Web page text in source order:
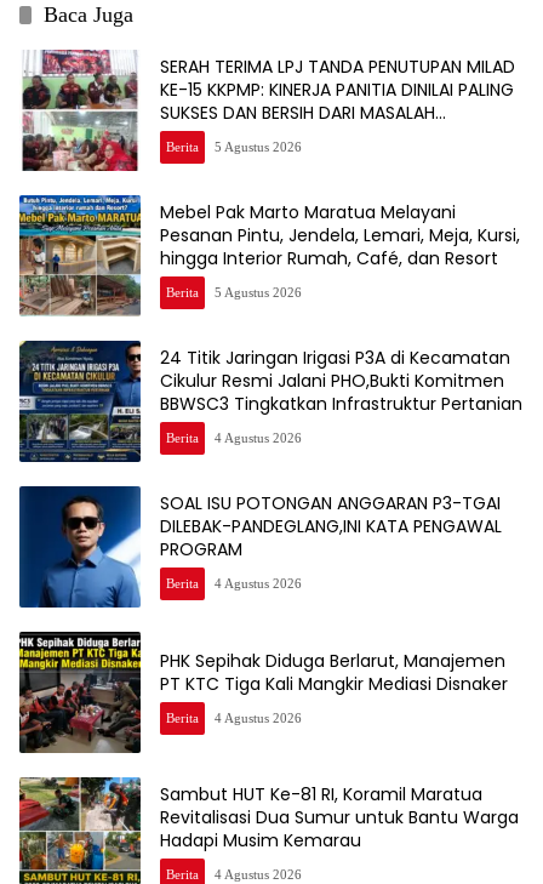
Baca Juga
SERAH TERIMA LPJ TANDA PENUTUPAN MILAD
KE-15 KKPMP: KINERJA PANITIA DINILAI PALING
SUKSES DAN BERSIH DARI MASALAH
KEUANGAN
Berita 5 Agustus 2026
Mebel Pak Marto Maratua Melayani
Pesanan Pintu, Jendela, Lemari, Meja, Kursi,
hingga Interior Rumah, Café, dan Resort
Berita 5 Agustus 2026
24 Titik Jaringan Irigasi P3A di Kecamatan
Cikulur Resmi Jalani PHO,Bukti Komitmen
BBWSC3 Tingkatkan Infrastruktur Pertanian
Berita 4 Agustus 2026
SOAL ISU POTONGAN ANGGARAN P3-TGAI
DILEBAK-PANDEGLANG,INI KATA PENGAWAL
PROGRAM
Berita 4 Agustus 2026
PHK Sepihak Diduga Berlarut, Manajemen
PT KTC Tiga Kali Mangkir Mediasi Disnaker
Berita 4 Agustus 2026
Sambut HUT Ke-81 RI, Koramil Maratua
Revitalisasi Dua Sumur untuk Bantu Warga
Hadapi Musim Kemarau
Berita 4 Agustus 2026